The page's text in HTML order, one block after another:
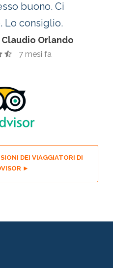
buono. Ci
Lo consiglio.
Orlando
7 mesi fa
DEI VIAGGIATORI DI
►